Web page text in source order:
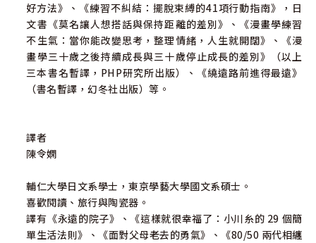
好方法》、《練習不糾結：擺脫束縛的41項行動指南》，日
文書《莫名讓人想搭話與保持距離的差別》、《漫畫學練習
不生氣：當你能改變思考，整理情緒，人生就開闊》、《漫
畫學三十歲之後持續成長與三十歲停止成長的差別》（以上
三本書名暫譯，PHP研究所出版）、《繞遠路前進得最遠》
（書名暫譯，幻冬社出版）等。
譯者
陳令嫻
輔仁大學日文系學士，東京學藝大學國文系碩士。
喜歡閱讀、旅行與陶瓷器。
譯有《永遠的院子》、《這樣就很幸福了：小川糸的 29 個簡
單生活法則》、《面對父母老去的勇氣》、《80/50 兩代相纏